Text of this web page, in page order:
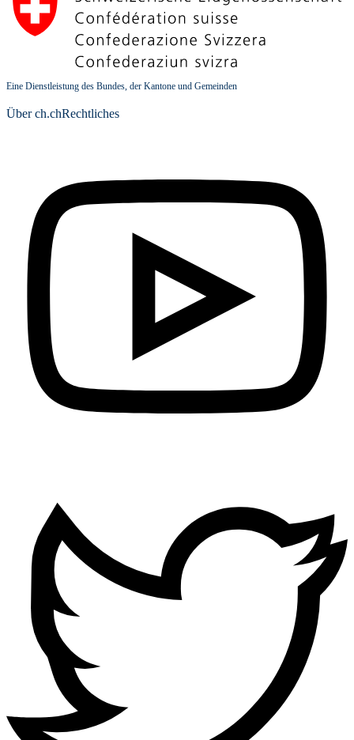
Eine Dienstleistung des Bundes, der Kantone und Gemeinden
Über ch.chRechtliches